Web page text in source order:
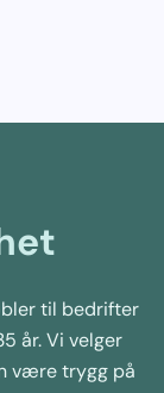
til bedrifter
år. Vi velger
være trygg på